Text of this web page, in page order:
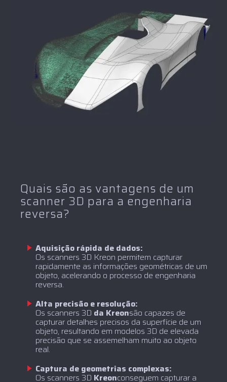
Quais são as vantagens de um
scanner 3D para a engenharia
reversa?
Aquisição rápida de dados:
Os scanners 3D Kreon permitem capturar
rapidamente as informações geométricas de um
objeto, acelerando o processo de engenharia
reversa.
Alta precisão e resolução:
‍Os scanners 3D da Kreonsão capazes de
capturar detalhes precisos da superfície de um
objeto, resultando em modelos 3D de elevada
precisão que se assemelham muito ao objeto
real.
Captura de geometrias complexas:
‍Os scanners 3D Kreonconseguem capturar a